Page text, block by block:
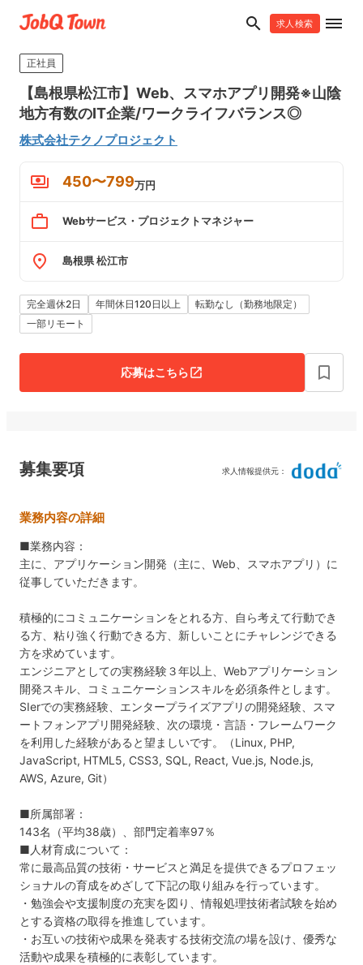
search 求人検索 dehaze
正社員
【島根県松江市】Web、スマホアプリ開発※山陰
地方有数のIT企業/ワークライフバランス◎
株式会社テクノプロジェクト
payments 450〜799万円
work_outline Webサービス・プロジェクトマネジャー
place 島根県 松江市
完全週休2日 年間休日120日以上
転勤なし（勤務地限定）
一部リモート
応募はこちらopen_in_new bookmark_border
募集要項 求人情報提供元：
業務内容の詳細
■業務内容：
主に、アプリケーション開発（主に、Web、スマホアプリ）に
従事していただきます。
積極的にコミュニケーションをとれる方、自ら考えて行動でき
る方、粘り強く行動できる方、新しいことにチャレンジできる
方を求めています。
エンジニアとしての実務経験３年以上、Webアプリケーション
開発スキル、コミュニケーションスキルを必須条件とします。
SIerでの実務経験、エンタープライズアプリの開発経験、スマ
ートフォンアプリ開発経験、次の環境・言語・フレームワーク
を利用した経験があると望ましいです。（Linux, PHP,
JavaScript, HTML5, CSS3, SQL, React, Vue.js, Node.js,
AWS, Azure, Git）
■所属部署：
143名（平均38歳）、部門定着率97％
■人材育成について：
常に最高品質の技術・サービスと満足を提供できるプロフェッ
ショナルの育成をめざして下記の取り組みを行っています。
・勉強会や支援制度の充実を図り、情報処理技術者試験を始め
とする資格の取得を推進しています。
・お互いの技術や成果を発表する技術交流の場を設け、優秀な
活動や成果を積極的に表彰しています。